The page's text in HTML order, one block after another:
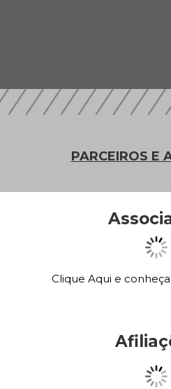
PARCEIROS E
Clique Aqui e